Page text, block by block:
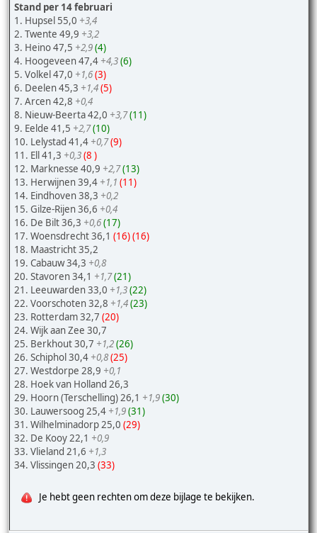
Stand per 14 februari
1. Hupsel 55,0 +3,4
2. Twente 49,9 +3,2
3. Heino 47,5 +2,9(4)
4. Hoogeveen 47,4 +4,3(6)
5. Volkel 47,0 +1,6(3)
6. Deelen 45,3 +1,4(5)
7. Arcen 42,8 +0,4
8. Nieuw-Beerta 42,0 +3,7(11)
9. Eelde 41,5 +2,7(10)
10. Lelystad 41,4 +0,7(9)
11. Ell 41,3 +0,3(8 )
12. Marknesse 40,9 +2,7(13)
13. Herwijnen 39,4 +1,1 (11)
14. Eindhoven 38,3 +0,2
15. Gilze-Rijen 36,6 +0,4
16. De Bilt 36,3 +0,6(17)
17. Woensdrecht 36,1 (16)(16)
18. Maastricht 35,2
19. Cabauw 34,3 +0,8
20. Stavoren 34,1 +1,7(21)
21. Leeuwarden 33,0 +1,3(22)
22. Voorschoten 32,8 +1,4(23)
23. Rotterdam 32,7 (20)
24. Wijk aan Zee 30,7
25. Berkhout 30,7 +1,2(26)
26. Schiphol 30,4 +0,8(25)
27. Westdorpe 28,9 +0,1
28. Hoek van Holland 26,3
29. Hoorn (Terschelling) 26,1 +1,9(30)
30. Lauwersoog 25,4 +1,9(31)
31. Wilhelminadorp 25,0 (29)
32. De Kooy 22,1 +0,9
33. Vlieland 21,6 +1,3
34. Vlissingen 20,3 (33)
Je hebt geen rechten om deze bijlage te bekijken.